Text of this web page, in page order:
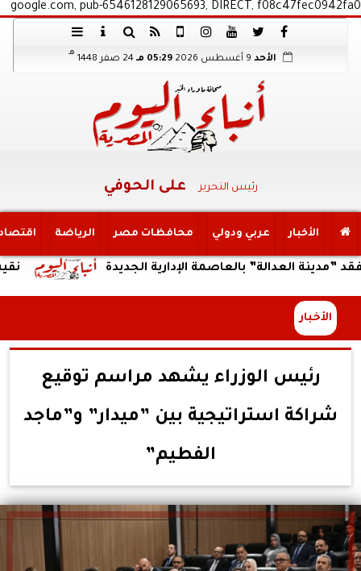
google.com, pub-6546128129065693, DIRECT, f08c47fec0942fa0
الأحد 05:29 مـ 24 صفر 1448
هـ
رئيس التحرير على الحوفي
الأخبار عربي ودولي محافظات مصر الرياضة
نقيب بالعاصمة الإدارية الجديدة
الأخبار
رئيس الوزراء يشهد مراسم توقيع
شراكة استراتيجية بين ”ميدار” و”ماجد
الفطيم”